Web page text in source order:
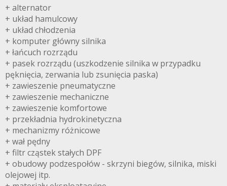
+ alternator
+ układ hamulcowy
+ układ chłodzenia
+ komputer główny silnika
+ łańcuch rozrządu
+ pasek rozrządu (uszkodzenie silnika w przypadku
pęknięcia, zerwania lub zsunięcia paska)
+ zawieszenie pneumatyczne
+ zawieszenie mechaniczne
+ zawieszenie komfortowe
+ przekładnia hydrokinetyczna
+ mechanizmy różnicowe
+ wał pędny
+ filtr cząstek stałych DPF
+ obudowy podzespołów - skrzyni biegów, silnika, miski
olejowej itp.